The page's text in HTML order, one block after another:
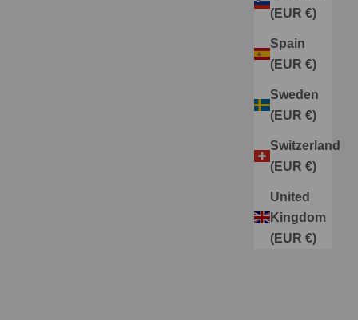
(EUR €)
Spain
(EUR €)
Sweden
(EUR €)
Switzerland
(EUR €)
United
Kingdom
(EUR €)